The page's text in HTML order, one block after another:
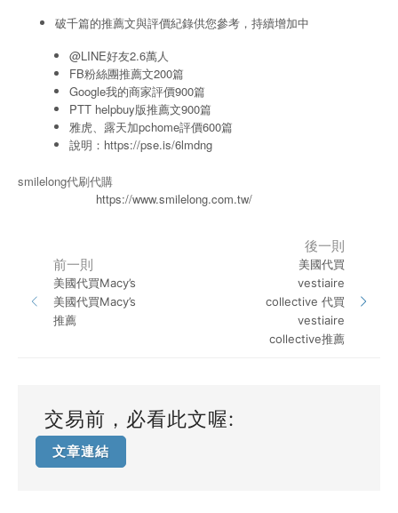
破千篇的推薦文與評價紀錄供您參考，持續增加中
@LINE好友2.6萬人
FB粉絲團推薦文200篇
Google我的商家評價900篇
PTT helpbuy版推薦文900篇
雅虎、露天加pchome評價600篇
說明： https://pse.is/6lmdng
smilelong代刷代購
https://www.smilelong.com.tw/
前一則
美國代買Macy’s
美國代買Macy’s
推薦
後一則
美國代買
vestiaire
collective 代買
vestiaire
collective推薦
交易前，必看此文喔:
文章連結